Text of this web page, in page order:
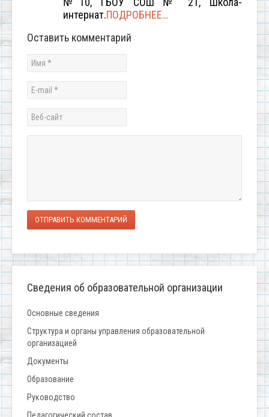
интернат.ПОДРОБНЕЕ…
Оставить комментарий
ОТПРАВИТЬ КОММЕНТАРИЙ
Сведения об образовательной организации
Основные сведения
Структура и органы управления образовательной
организацией
Документы
Образование
Руководство